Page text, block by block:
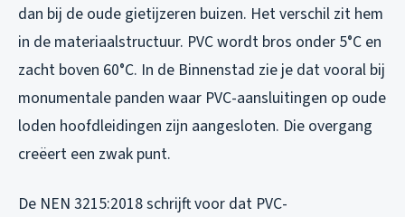
dan bij de oude gietijzeren buizen. Het verschil zit hem
in de materiaalstructuur. PVC wordt bros onder 5°C en
zacht boven 60°C. In de Binnenstad zie je dat vooral bij
monumentale panden waar PVC-aansluitingen op oude
loden hoofdleidingen zijn aangesloten. Die overgang
creëert een zwak punt.
De NEN 3215:2018 schrijft voor dat PVC-